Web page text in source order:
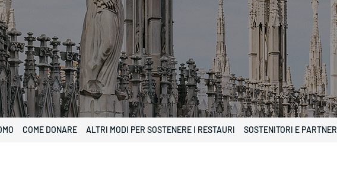
COME DONARE ALTRI MODI PER SOSTENERE I RESTAURI SOSTENITORI E PARTNER